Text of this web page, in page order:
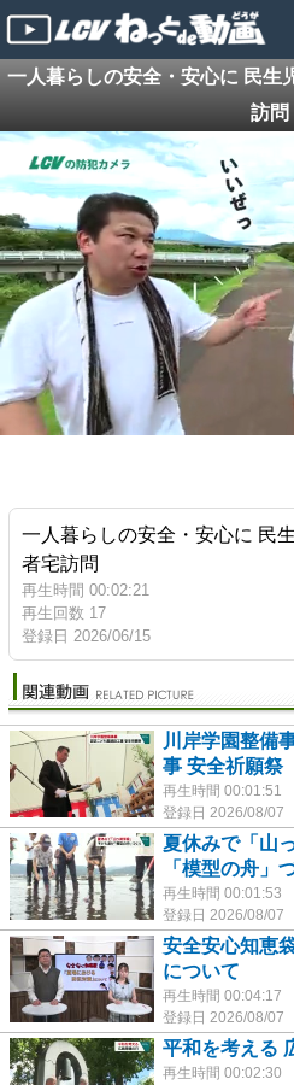
一人暮らしの安全・安心に 民生
訪問
一人暮らしの安全・安心に 民
者宅訪問
再生時間 00:02:21
再生回数 17
登録日 2026/06/15
川岸学園整備
事 安全祈願祭
再生時間 00:01:51
登録日 2026/08/07
夏休みで「山
「模型の舟」
再生時間 00:01:53
登録日 2026/08/07
安全安心知恵
について
再生時間 00:04:17
登録日 2026/08/07
平和を考える
再生時間 00:02:30